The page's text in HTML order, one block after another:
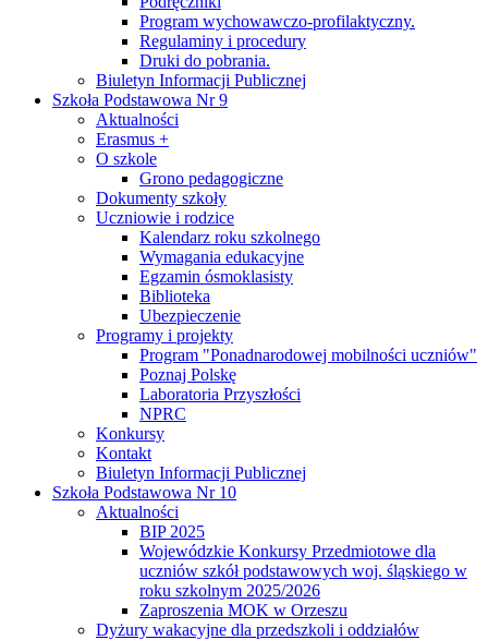
Program wychowawczo-profilaktyczny.
Regulaminy i procedury
Druki do pobrania.
Biuletyn Informacji Publicznej
Szkoła Podstawowa Nr 9
Aktualności
Erasmus +
O szkole
Grono pedagogiczne
Dokumenty szkoły
Uczniowie i rodzice
Kalendarz roku szkolnego
Wymagania edukacyjne
Egzamin ósmoklasisty
Biblioteka
Ubezpieczenie
Programy i projekty
Program "Ponadnarodowej mobilności uczniów"
Poznaj Polskę
Laboratoria Przyszłości
NPRC
Konkursy
Kontakt
Biuletyn Informacji Publicznej
Szkoła Podstawowa Nr 10
Aktualności
BIP 2025
Wojewódzkie Konkursy Przedmiotowe dla
uczniów szkół podstawowych woj. śląskiego w
roku szkolnym 2025/2026
Zaproszenia MOK w Orzeszu
Dyżury wakacyjne dla przedszkoli i oddziałów